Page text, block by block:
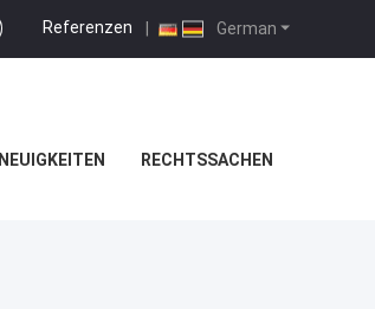
German
Referenzen |
NEUIGKEITEN RECHTSSACHEN